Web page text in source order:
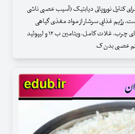
کنترل نوروپاتی دیابتیک (آسیب عصبی ناشی
رژیم غذایی سرشار از مواد مغذی گیاهی
(فیتونورتینت)، امگا ۳، اسیدهای چرب، غلات کامل، ویتامین ب ۱۲ و لیپوئید
عصبی بدن ک